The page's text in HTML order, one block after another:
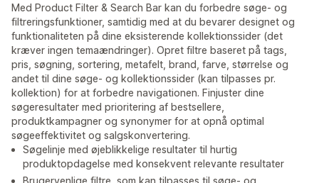
Med Product Filter & Search Bar kan du forbedre søge- og
filtreringsfunktioner, samtidig med at du bevarer designet og
funktionaliteten på dine eksisterende kollektionssider (det
kræver ingen temaændringer). Opret filtre baseret på tags,
pris, søgning, sortering, metafelt, brand, farve, størrelse og
andet til dine søge- og kollektionssider (kan tilpasses pr.
kollektion) for at forbedre navigationen. Finjuster dine
søgeresultater med prioritering af bestsellere,
produktkampagner og synonymer for at opnå optimal
søgeeffektivitet og salgskonvertering.
Søgelinje med øjeblikkelige resultater til hurtig
produktopdagelse med konsekvent relevante resultater
Brugervenlige filtre, som kan tilpasses til søge- og